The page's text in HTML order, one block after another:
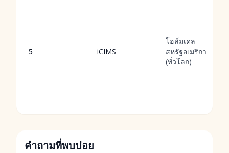
5 iCIMS
โฮล์มเดล
สหรัฐอเมริกา
(ทั่วโลก)
คำถามที่พบบ่อย